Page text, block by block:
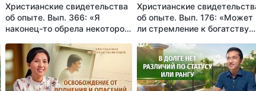
Христианские свидетельства
об опыте. Вып. 366: «Я
наконец-то обрела некоторое
Христианские
об опыте. Вып. 176: «Может
ли стремление к богатству